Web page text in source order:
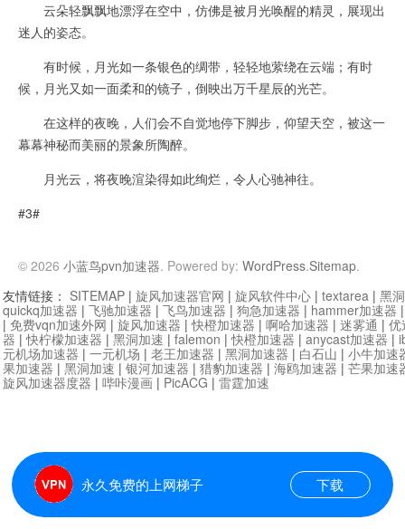
云朵轻飘飘地漂浮在空中，仿佛是被月光唤醒的精灵，展现出
迷人的姿态。
有时候，月光如一条银色的绸带，轻轻地萦绕在云端；有时
候，月光又如一面柔和的镜子，倒映出万千星辰的光芒。
在这样的夜晚，人们会不自觉地停下脚步，仰望天空，被这一
幕幕神秘而美丽的景象所陶醉。
月光云，将夜晚渲染得如此绚烂，令人心驰神往。
#3#
© 2026 小蓝鸟pvn加速器. Powered by: WordPress.Sitemap.
永久免费的上网梯子 下载
友情链接： SITEMAP | 旋风加速器官网 | 旋风软件中心 | textarea | 黑
quickq加速器 | 飞驰加速器 | 飞鸟加速器 | 狗急加速器 | hammer加速器
| 免费vqn加速外网 | 旋风加速器 |快橙加速器 | 啊哈加速器 | 迷雾通 | 优
器 |快柠檬加速器 | 黑洞加速 | falemon |快橙加速器 | anycast加速器 |
元机场加速器 | 一元机场 | 老王加速器 | 黑洞加速器 | 白石山 | 小牛加速
果加速器 | 黑洞加速 | 银河加速器 | 猎豹加速器 | 海鸥加速器 | 芒果加速
旋风加速器度器 | 哔咔漫画 | PicACG | 雷霆加速